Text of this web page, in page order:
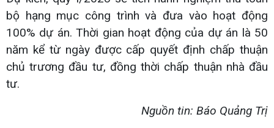
bộ hạng mục công trình và đưa vào hoạt động
100% dự án. Thời gian hoạt động của dự án là 50
năm kể từ ngày được cấp quyết định chấp thuận
chủ trương đầu tư, đồng thời chấp thuận nhà đầu
tư.
Nguồn tin: Báo Quảng Trị